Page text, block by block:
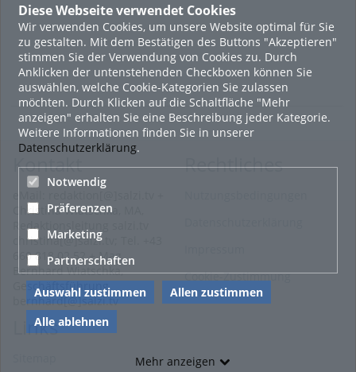
Diese Webseite verwendet Cookies
Wir verwenden Cookies, um unsere Website optimal für Sie
zu gestalten. Mit dem Bestätigen des Buttons "Akzeptieren"
stimmen Sie der Verwendung von Cookies zu. Durch
Anklicken der untenstehenden Checkboxen können Sie
auswählen, welche Cookie-Kategorien Sie zulassen
möchten. Durch Klicken auf die Schaltfläche "Mehr
anzeigen" erhalten Sie eine Beschreibung jeder Kategorie.
Weitere Informationen finden Sie in unserer
Datenschutzerklärung.
Notwendig
Präferenzen
Marketing
Partnerschaften
Auswahl zustimmen
Allen zustimmen
Alle ablehnen
Mehr anzeigen
Kontakt
Christina Wiatschka, MA,
Redaktionsleitung salzi.tv
christina[@]salzi.tv; Tel. +43
660 818 02 52 + Mag.
Bernhard Wiatschka,
Geschäftsführung
bernhard[@]salzi.tv
Rechtliches
Cookie-Zustimmung
Links